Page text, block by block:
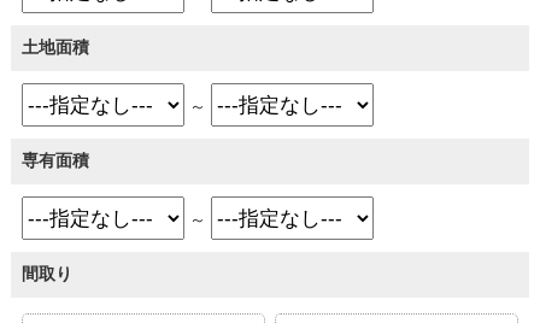
土地面積
～
専有面積
～
間取り